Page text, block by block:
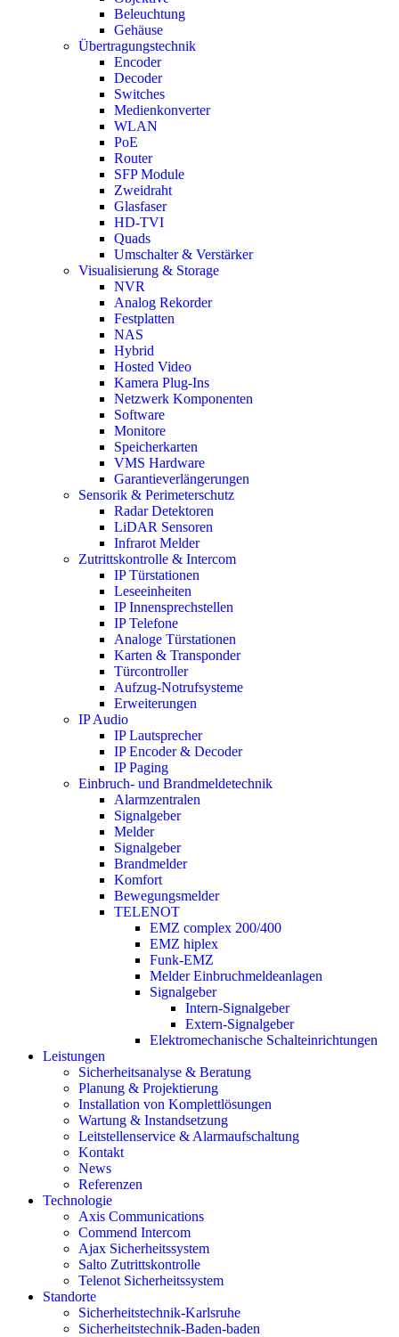
Beleuchtung
Gehäuse
Übertragungstechnik
Encoder
Decoder
Switches
Medienkonverter
WLAN
PoE
Router
SFP Module
Zweidraht
Glasfaser
HD-TVI
Quads
Umschalter & Verstärker
Visualisierung & Storage
NVR
Analog Rekorder
Festplatten
NAS
Hybrid
Hosted Video
Kamera Plug-Ins
Netzwerk Komponenten
Software
Monitore
Speicherkarten
VMS Hardware
Garantieverlängerungen
Sensorik & Perimeterschutz
Radar Detektoren
LiDAR Sensoren
Infrarot Melder
Zutrittskontrolle & Intercom
IP Türstationen
Leseeinheiten
IP Innensprechstellen
IP Telefone
Analoge Türstationen
Karten & Transponder
Türcontroller
Aufzug-Notrufsysteme
Erweiterungen
IP Audio
IP Lautsprecher
IP Encoder & Decoder
IP Paging
Einbruch- und Brandmeldetechnik
Alarmzentralen
Signalgeber
Melder
Signalgeber
Brandmelder
Komfort
Bewegungsmelder
TELENOT
EMZ complex 200/400
EMZ hiplex
Funk-EMZ
Melder Einbruchmeldeanlagen
Signalgeber
Intern-Signalgeber
Extern-Signalgeber
Elektromechanische Schalteinrichtungen
Leistungen
Sicherheitsanalyse & Beratung
Planung & Projektierung​
Installation von Komplettlösungen
Wartung & Instandsetzung
Leitstellenservice & Alarmaufschaltung
Kontakt
News
Referenzen
Technologie
Axis Communications
Commend Intercom
Ajax Sicherheitssystem​
Salto Zutrittskontrolle
Telenot Sicherheitssystem
Standorte
Sicherheitstechnik-Karlsruhe
Sicherheitstechnik-Baden-baden